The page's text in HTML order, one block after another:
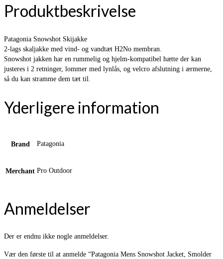
Produktbeskrivelse
Patagonia Snowshot Skijakke
2-lags skaljakke med vind- og vandtæt H2No membran.
Snowshot jakken har en rummelig og hjelm-kompatibel hætte der kan
justeres i 2 retninger, lommer med lynlås, og velcro afslutning i ærmerne,
så du kan stramme dem tæt til.
Yderligere information
Brand Patagonia
Merchant Pro Outdoor
Anmeldelser
Der er endnu ikke nogle anmeldelser.
Vær den første til at anmelde “Patagonia Mens Snowshot Jacket, Smolder